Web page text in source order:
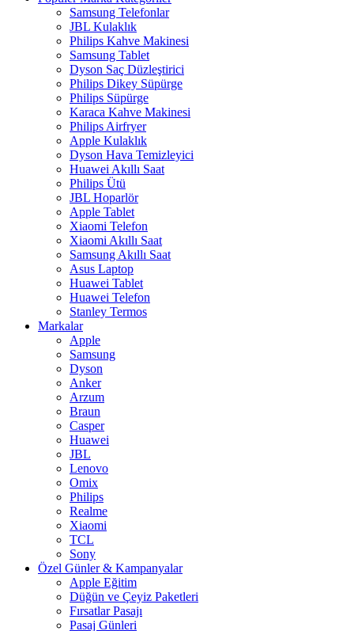
Samsung Telefonlar
JBL Kulaklık
Philips Kahve Makinesi
Samsung Tablet
Dyson Saç Düzleştirici
Philips Dikey Süpürge
Philips Süpürge
Karaca Kahve Makinesi
Philips Airfryer
Apple Kulaklık
Dyson Hava Temizleyici
Huawei Akıllı Saat
Philips Ütü
JBL Hoparlör
Apple Tablet
Xiaomi Telefon
Xiaomi Akıllı Saat
Samsung Akıllı Saat
Asus Laptop
Huawei Tablet
Huawei Telefon
Stanley Termos
Markalar
Apple
Samsung
Dyson
Anker
Arzum
Braun
Casper
Huawei
JBL
Lenovo
Omix
Philips
Realme
Xiaomi
TCL
Sony
Özel Günler & Kampanyalar
Apple Eğitim
Düğün ve Çeyiz Paketleri
Fırsatlar Pasajı
Pasaj Günleri